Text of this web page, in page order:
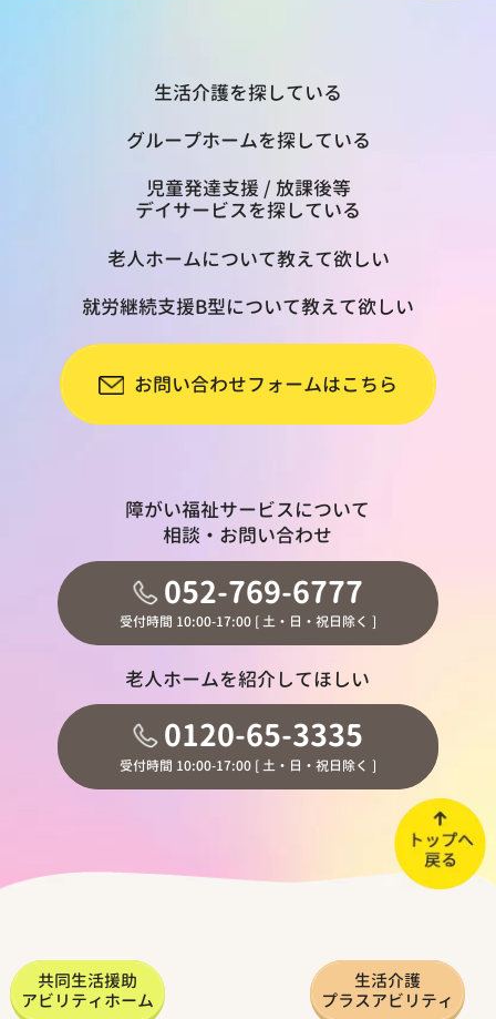
生活介護を探している
グループホームを探している
児童発達支援 / 放課後等
デイサービスを探している
老人ホームについて教えて欲しい
就労継続支援B型について教えて欲しい
お問い合わせフォームはこちら
障がい福祉サービスについて
相談・お問い合わせ
052-769-6777
受付時間 10:00-17:00 [ 土・日・祝日除く ]
老人ホームを紹介してほしい
0120-65-3335
受付時間 10:00-17:00 [ 土・日・祝日除く ]
共同生活援助
アビリティホーム
生活介護
プラスアビリティ